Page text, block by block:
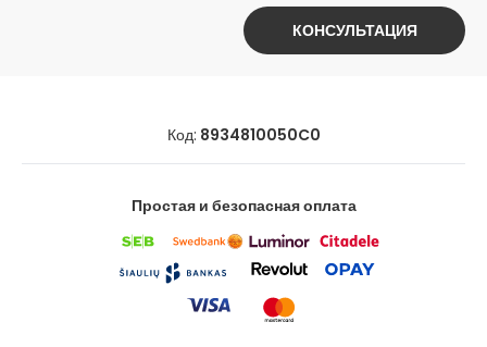
КОНСУЛЬТАЦИЯ
Код: 8934810050C0
Простая и безопасная оплата